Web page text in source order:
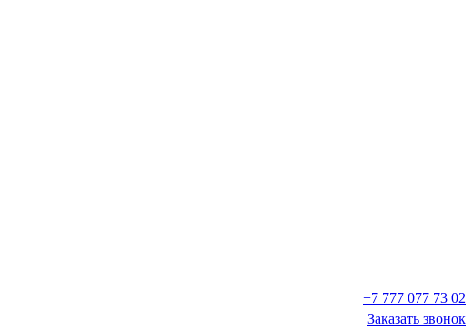
+7 777 077 73 02
Заказать звонок